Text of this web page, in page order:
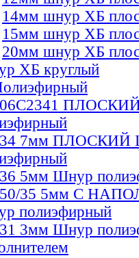
14мм шнур ХБ
15мм шнур ХБ
20мм шнур ХБ
ХБ круглый
7мм ПЛОСКИЙ
5мм Шнур
35 5мм С
полиэфирный
3мм Шнур